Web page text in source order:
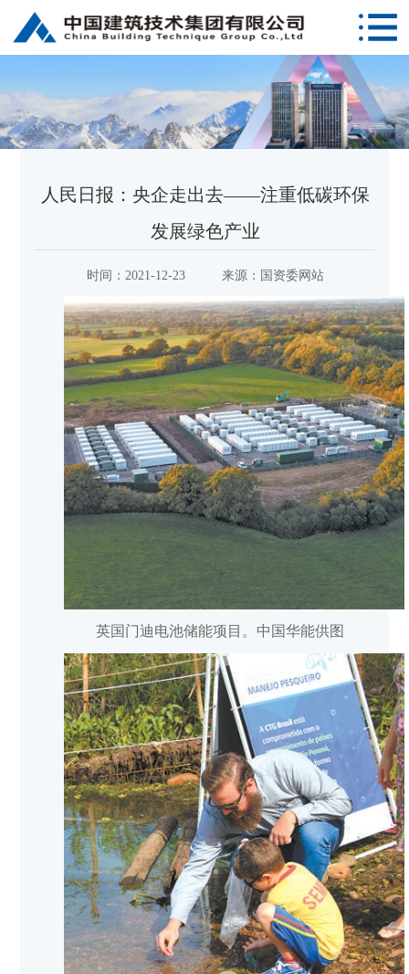
人民日报：央企走出去——注重低碳环保
发展绿色产业
时间： 2021-12-23 来源： 国资委网站
英国门迪电池储能项目。中国华能供图